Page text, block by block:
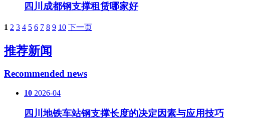
四川成都钢支撑租赁哪家好
1 2 3 4 5 6 7 8 9 10 下一页
推荐新闻
Recommended news
10 2026-04
四川地铁车站钢支撑长度的决定因素与应用技巧